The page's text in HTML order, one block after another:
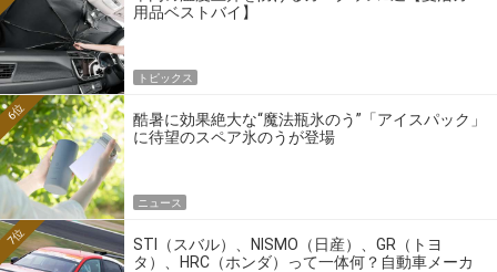
用品ベストバイ】
トピックス
酷暑に効果絶大な“魔法瓶氷のう”「アイスパック」
に待望のスペア氷のうが登場
6位
ニュース
STI（スバル）、NISMO（日産）、GR（トヨ
タ）、HRC（ホンダ）って一体何？自動車メーカ
7位